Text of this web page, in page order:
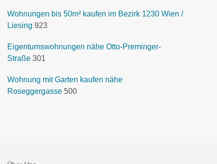
Wohnungen bis 50m² kaufen im Bezirk 1230 Wien /
Liesing 923
Eigentumswohnungen nähe Otto-Preminger-
Straße 301
Wohnung mit Garten kaufen nähe
Roseggergasse 500